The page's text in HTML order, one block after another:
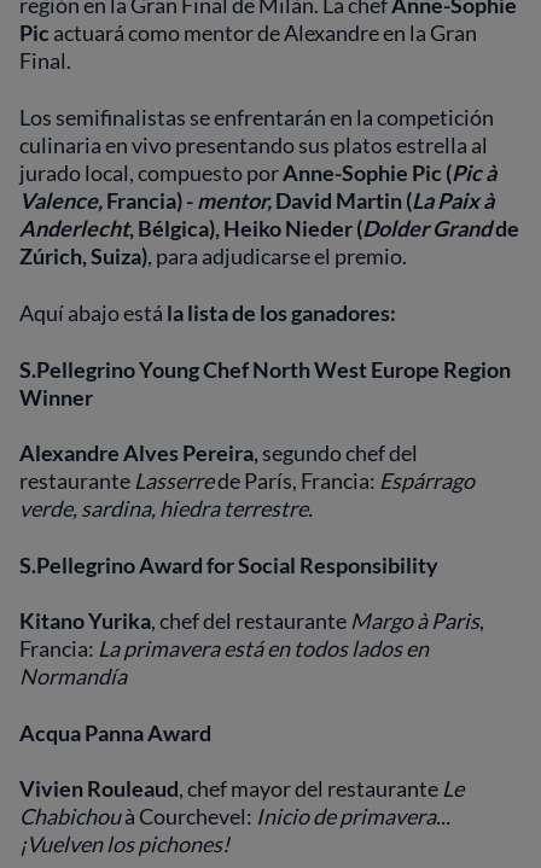
Pic​ actuará como mentor de Alexandre en la Gran
Final.
Los semifinalistas se enfrentarán en la competición
culinaria en vivo presentando sus platos estrella al
jurado local, compuesto porAnne-Sophie Pic (Pic à
Valence,Francia) -mentor,David Martin (La Paix à
Anderlecht, Bélgica), Heiko Nieder (Dolder Grandde
Zúrich, Suiza), para adjudicarse el premio.
Aquí abajo está la lista de los ganadores:
S.Pellegrino Young Chef North West Europe Region
Winner
Alexandre Alves Pereira,segundo chef del
restaurante Lasserrede París, Francia: Espárrago
verde, sardina, hiedra terrestre.
S.Pellegrino Award for Social Responsibility
Kitano Yurika, chef del restaurante Margoà Paris,
Francia: La primavera está en todos lados en
Normandía
Acqua Panna Award
Vivien Rouleaud, chef mayor del restaurante Le
Chabichouà Courchevel: Inicio de primavera...
¡Vuelven los pichones!